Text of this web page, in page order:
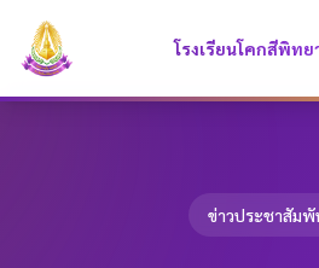
โรงเรียนโคกสีพิท
ข่าวประชาสัมพั